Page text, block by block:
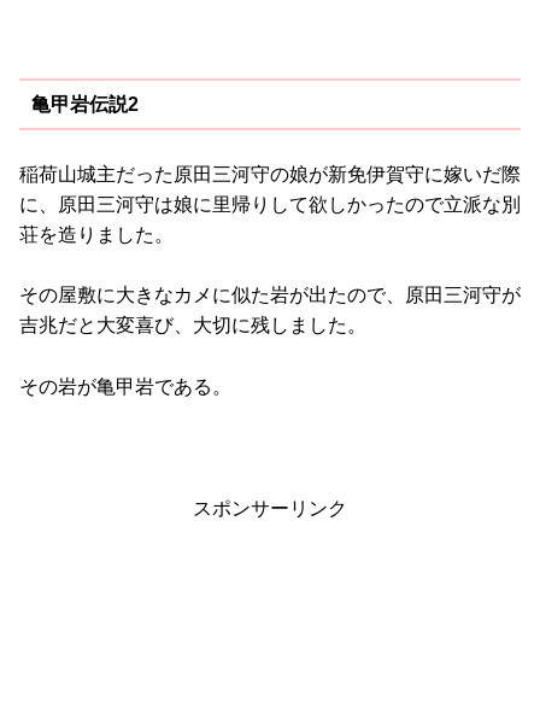
亀甲岩伝説2
稲荷山城主だった原田三河守の娘が新免伊賀守に嫁いだ際
に、原田三河守は娘に里帰りして欲しかったので立派な別
荘を造りました。
その屋敷に大きなカメに似た岩が出たので、原田三河守が
吉兆だと大変喜び、大切に残しました。
その岩が亀甲岩である。
スポンサーリンク